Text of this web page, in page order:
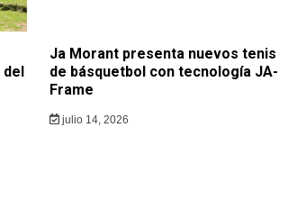
del
Ja Morant presenta nuevos tenis
de básquetbol con tecnología JA-
Frame
julio 14, 2026